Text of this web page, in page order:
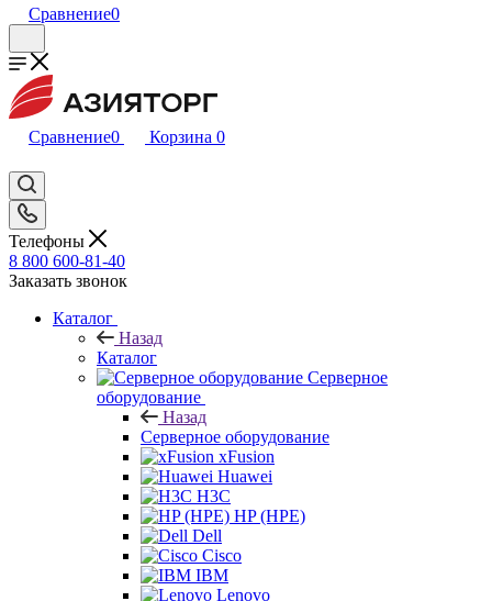
Сравнение0
Сравнение0 Корзина 0
Телефоны
8 800 600-81-40
Заказать звонок
Каталог
Назад
Каталог
Серверное
оборудование
Назад
Серверное оборудование
xFusion
Huawei
H3C
HP (HPE)
Dell
Cisco
IBM
Lenovo